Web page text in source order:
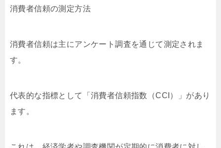
消費者信頼の測定方法
消費者信頼は主にアンケート調査を通じて測定されま
す。
代表的な指標として「消費者信頼指数（CCI）」があり
ます。